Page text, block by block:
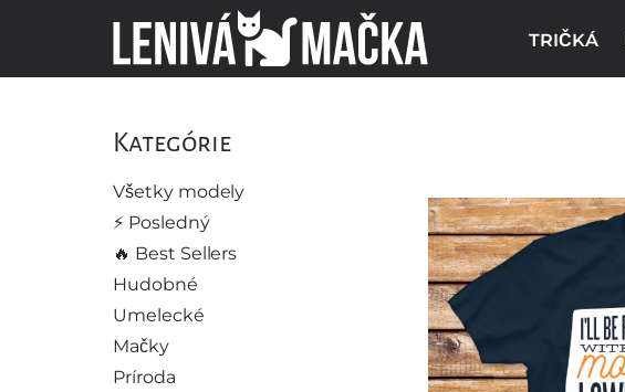
TRIČKÁ
Kategórie
Všetky modely
⚡️ Posledný
🔥 Best Sellers
Hudobné
Umelecké
Mačky
Príroda